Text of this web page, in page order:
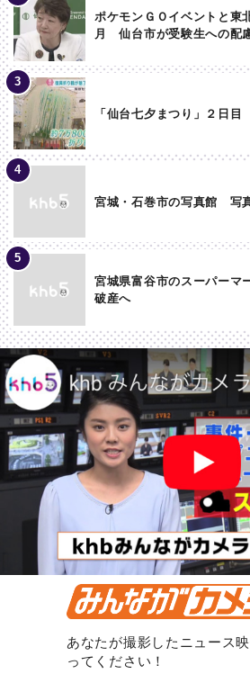
ポケモンＧＯイベントと東
月 仙台市が受験生への配
「仙台七夕まつり」２日
宮城・石巻市の写真館 写
宮城県富谷市のスーパーマ
破産へ
あなたが撮影したニュース
ってください！